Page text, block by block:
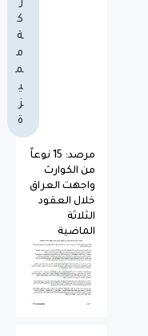
ر
ك
ة
م
م
ي
ز
ة
مرصد: 15 نوعاً
من الكوارث
واجهت العراق
خلال العقود
الثلاثة
الماضية